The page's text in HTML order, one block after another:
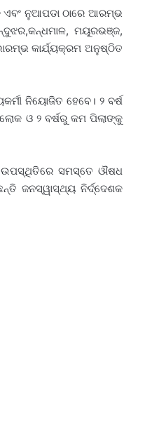
ଏବଂ ନୁଆପଡା ଠାରେ ଆରମ୍ଭ
ମୟୂରଭଞ୍ଜ,
କାର୍ଯ୍ୟକ୍ରମ ଅନୁଷ୍ଠିତ
ନିୟୋଜିତ ହେବେ। ୨ ବର୍ଷ
ଓ ୨ ବର୍ଷରୁ କମ ପିଲାଙ୍କୁ
ଉପସ୍ଥିତିରେ ସମସ୍ତେ ଔଷଧ
ଜନସ୍ୱାସ୍ଥ୍ୟ ନିର୍ଦ୍ଦେଶକ